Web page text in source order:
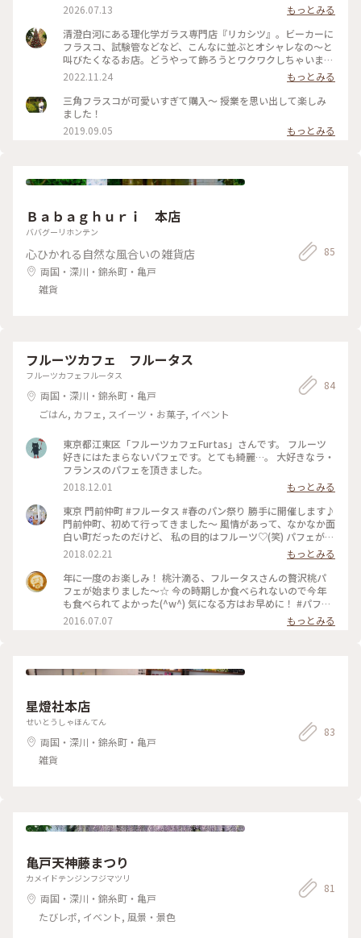
2026.07.13
もっとみる
清澄白河にある理化学ガラス専門店『リカシツ』。ビーカーに
フラスコ、試験管などなど、こんなに並ぶとオシャレなの〜と
叫びたくなるお店。どうやって飾ろうとワクワクしちゃいます
🤩
2022.11.24
もっとみる
三角フラスコが可愛いすぎて購入〜 授業を思い出して楽しみ
ました！
2019.09.05
もっとみる
Ｂａｂａｇｈｕｒｉ 本店
ババグーリホンテン
心ひかれる自然な風合いの雑貨店
両国・深川・錦糸町・亀戸
雑貨
85
フルーツカフェ フルータス
フルーツカフェフルータス
両国・深川・錦糸町・亀戸
ごはん, カフェ, スイーツ・お菓子, イベント
84
東京都江東区「フルーツカフェFurtas」さんです。 フルーツ
好きにはたまらないパフェです。とても綺麗…。 大好きなラ・
フランスのパフェを頂きました。
2018.12.01
もっとみる
東京 門前仲町 #フルータス #春のパン祭り 勝手に開催します♪
門前仲町、初めて行ってきました～ 風情があって、なかなか面
白い町だったのだけど、 私の目的はフルーツ♡(笑) パフェが人
気なのだけど、 この日は寒波で恐ろしく寒くて… フルーツサ
ンドにしたのだけど、 大正解！ フルーツがおいしい。と人気
のお店なので、 食べ頃の甘いフルーツを堪能できましたよ
(^o^)/ フルータスさんは、本当に小さなお店なので、 少人数
で行って、サクッと食べて帰る、そんなお店でした。 今度はぜ
ひ、パフェを楽しみに来たいな～ #東京 #門前仲町 #フルーツ
サンド #フルーツカフェフルータス #フルーツ #カフェ #サン
2018.02.21
もっとみる
年に一度のお楽しみ！ 桃汁滴る、フルータスさんの贅沢桃パ
フェが始まりました～☆ 今の時期しか食べられないので今年
も食べられてよかった(^w^) 気になる方はお早めに！ #パフェ
#カフェ #cafe #桃
2016.07.07 もっとみる
星燈社本店
せいとうしゃほんてん
両国・深川・錦糸町・亀戸
雑貨
83
亀戸天神藤まつり
カメイドテンジンフジマツリ
両国・深川・錦糸町・亀戸
たびレポ, イベント, 風景・景色
81